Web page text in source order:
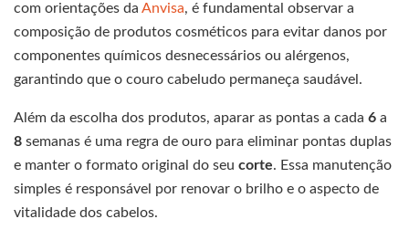
com orientações da Anvisa, é fundamental observar a
composição de produtos cosméticos para evitar danos por
componentes químicos desnecessários ou alérgenos,
garantindo que o couro cabeludo permaneça saudável.
Além da escolha dos produtos, aparar as pontas a cada 6 a
8 semanas é uma regra de ouro para eliminar pontas duplas
e manter o formato original do seu corte. Essa manutenção
simples é responsável por renovar o brilho e o aspecto de
vitalidade dos cabelos.